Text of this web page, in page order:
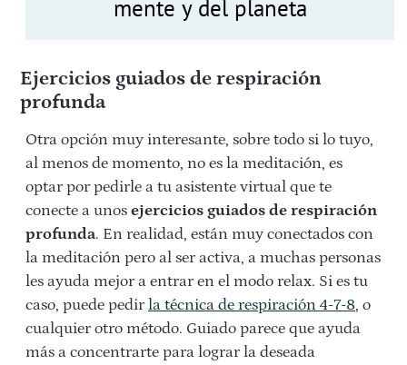
mente y del planeta
Ejercicios guiados de respiración
profunda
Otra opción muy interesante, sobre todo si lo tuyo,
al menos de momento, no es la meditación, es
optar por pedirle a tu asistente virtual que te
conecte a unos ejercicios guiados de respiración
profunda. En realidad, están muy conectados con
la meditación pero al ser activa, a muchas personas
les ayuda mejor a entrar en el modo relax. Si es tu
caso, puede pedirla técnica de respiración 4-7-8, o
cualquier otro método. Guiado parece que ayuda
más a concentrarte para lograr la deseada